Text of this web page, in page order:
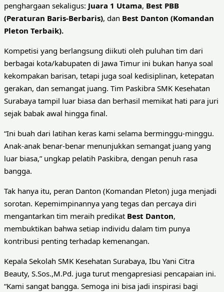
penghargaan sekaligus: Juara 1 Utama, Best PBB
(Peraturan Baris-Berbaris), dan Best Danton (Komandan
Pleton Terbaik).
Kompetisi yang berlangsung diikuti oleh puluhan tim dari
berbagai kota/kabupaten di Jawa Timur ini bukan hanya soal
kekompakan barisan, tetapi juga soal kedisiplinan, ketepatan
gerakan, dan semangat juang. Tim Paskibra SMK Kesehatan
Surabaya tampil luar biasa dan berhasil memikat hati para juri
sejak babak awal hingga final.
“Ini buah dari latihan keras kami selama berminggu-minggu.
Anak-anak benar-benar menunjukkan semangat juang yang
luar biasa,” ungkap pelatih Paskibra, dengan penuh rasa
bangga.
Tak hanya itu, peran Danton (Komandan Pleton) juga menjadi
sorotan. Kepemimpinannya yang tegas dan percaya diri
mengantarkan tim meraih predikat Best Danton,
membuktikan bahwa setiap individu dalam tim punya
kontribusi penting terhadap kemenangan.
Kepala Sekolah SMK Kesehatan Surabaya, Ibu Yani Citra
Beauty, S.Sos.,M.Pd. juga turut mengapresiasi pencapaian ini.
“Kami sangat bangga. Semoga ini bisa jadi inspirasi bagi